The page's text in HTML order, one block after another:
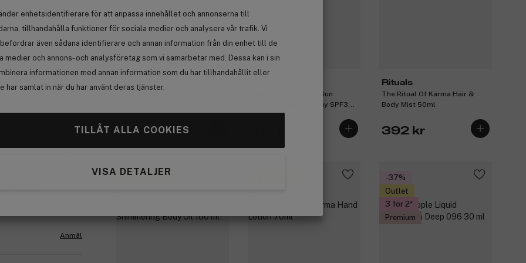
enhetsidentifierare för att anpassa innehållet och annonserna till
tillhandahålla funktioner för sociala medier och analysera vår trafik. Vi
även sådana identifierare och annan information från din enhet till de
medier och annons- och analysföretag som vi samarbetar med. Dessa kan i sin
informationen med annan information som du har tillhandahållit eller
har samlat in när du har använt deras tjänster.
TILLÅT ALLA COOKIES
VISA DETALJER
Rituals
319 kr
The Ritual of Karma Sun
Protection Milky Spray SPF30
200 ml
Rituals
The Ritual Of Karma Hair &
Body Mist 50ml
392 kr
Få 10% bonus
-37%
Outlet
3 för 2
Premium
(0)
(0)
Anmäl